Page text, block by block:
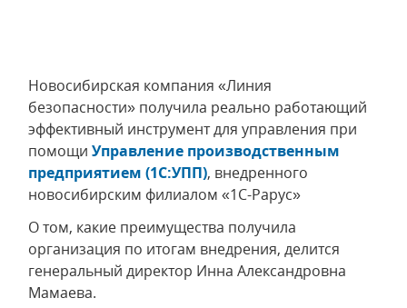
Новосибирская компания «Линия
безопасности» получила реально работающий
эффективный инструмент для управления при
помощи Управление производственным
предприятием (1С:УПП), внедренного
новосибирским филиалом «1С-Рарус»
О том, какие преимущества получила
организация по итогам внедрения, делится
генеральный директор Инна Александровна
Мамаева.